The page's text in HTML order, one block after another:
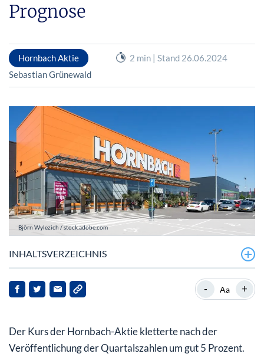
Prognose
Hornbach Aktie
2 min | Stand 26.06.2024
Sebastian Grünewald
Björn Wylezich / stock.adobe.com
INHALTSVERZEICHNIS
Hornbach: Umsatz in Ordnung, Gewinn überzeugt
- Aa +
Der Kurs der Hornbach-Aktie kletterte nach der
Veröffentlichung der Quartalszahlen um gut 5 Prozent.